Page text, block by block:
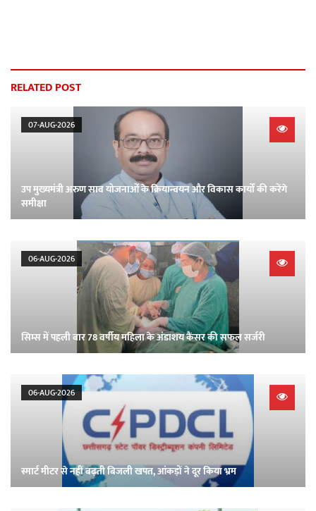
RELATED POST
07-AUG-2026
उप मुख्यमंत्री अरुण साव योजनाओं के क्रियान्वयन और विकास कार्यों की करेंगे
समीक्षा
06-AUG-2026
सिम्स में पहली बार 78 वर्षीय महिला के अंडाशय कैंसर की सफल सर्जरी
06-AUG-2026
स्मार्ट मीटर से नहीं बढ़ती बिजली खपत, आंकड़ों ने दूर किया भ्रम